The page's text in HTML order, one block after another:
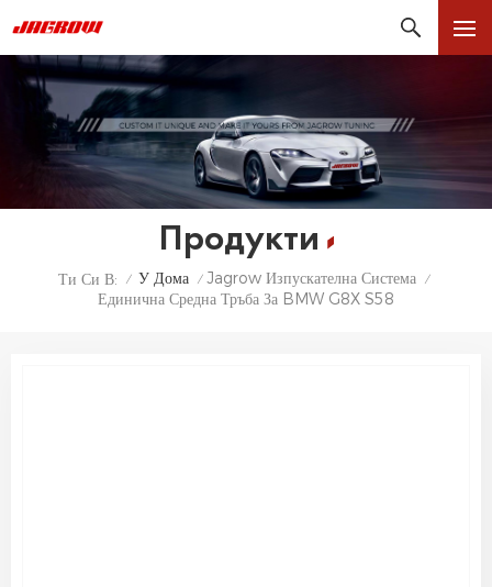
Продукти
Ти Си В: / У Дома / Jagrow Изпускателна Система /
Единична Средна Тръба За BMW G8X S58